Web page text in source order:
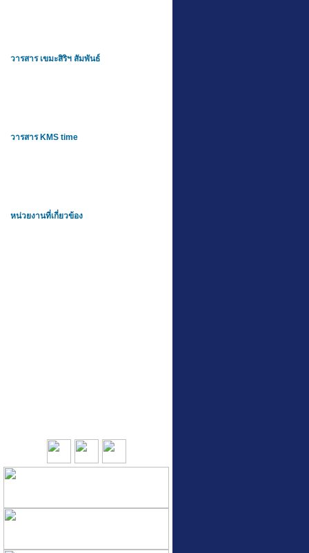
วารสาร เขมะสิริฯ สัมพันธ์
วารสาร KMS time
หน่วยงานที่เกี่ยวข้อง